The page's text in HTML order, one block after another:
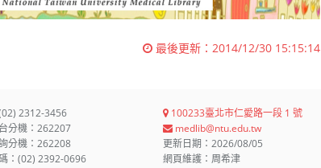
最後更新： 2014/12/30 15:15:14
2312-3456
分機：262207
分機：262208
：(02) 2392-0696
100233臺北市仁愛路一段 1 號
medlib@ntu.edu.tw
更新日期：2026/08/05
網頁維護：周希津